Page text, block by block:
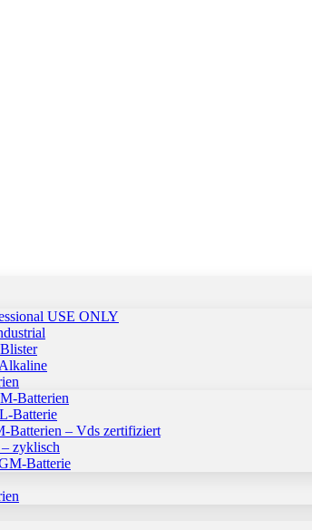
USE ONLY
Batterien
Batterie
Batterien – Vds zertifiziert
zyklisch
Batterie